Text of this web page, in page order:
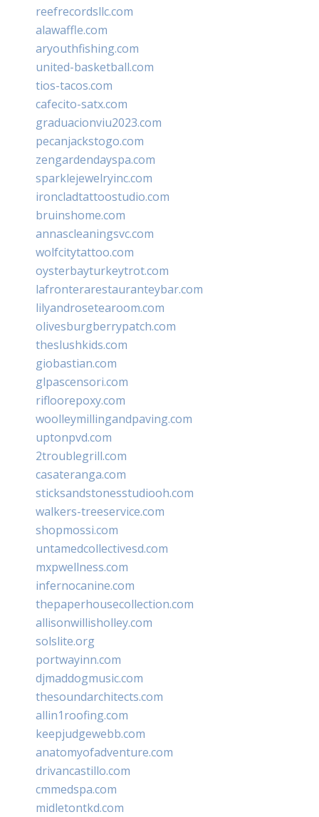
reefrecordsllc.com
alawaffle.com
aryouthfishing.com
united-basketball.com
tios-tacos.com
cafecito-satx.com
graduacionviu2023.com
pecanjackstogo.com
zengardendayspa.com
sparklejewelryinc.com
ironcladtattoostudio.com
bruinshome.com
annascleaningsvc.com
wolfcitytattoo.com
oysterbayturkeytrot.com
lafronterarestauranteybar.com
lilyandrosetearoom.com
olivesburgberrypatch.com
theslushkids.com
giobastian.com
glpascensori.com
rifloorepoxy.com
woolleymillingandpaving.com
uptonpvd.com
2troublegrill.com
casateranga.com
sticksandstonesstudiooh.com
walkers-treeservice.com
shopmossi.com
untamedcollectivesd.com
mxpwellness.com
infernocanine.com
thepaperhousecollection.com
allisonwillisholley.com
solslite.org
portwayinn.com
djmaddogmusic.com
thesoundarchitects.com
allin1roofing.com
keepjudgewebb.com
anatomyofadventure.com
drivancastillo.com
cmmedspa.com
midletontkd.com